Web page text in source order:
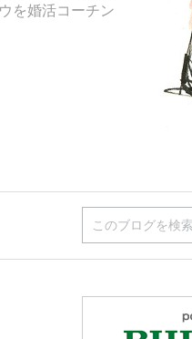
を婚活コーチン